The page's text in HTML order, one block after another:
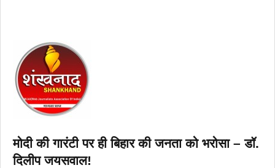
मोदी की गारंटी पर ही बिहार की जनता को भरोसा – डॉ.
दिलीप जयसवाल!